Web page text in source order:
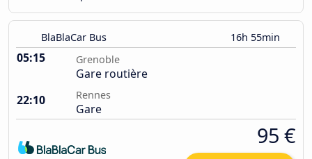
BlaBlaCar Bus 16h 55min
05:15 Grenoble
Gare routière
22:10
Rennes
Gare
95 €